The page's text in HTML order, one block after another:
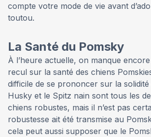
compte votre mode de vie avant
toutou.
La Santé du Pomsky
À l’heure actuelle, on manque
recul sur la santé des chiens
difficile de se prononcer sur la solidité
Husky et le Spitz nain sont tous les
chiens robustes, mais il n’est pas
robustesse ait été transmise au
cela peut aussi supposer que le